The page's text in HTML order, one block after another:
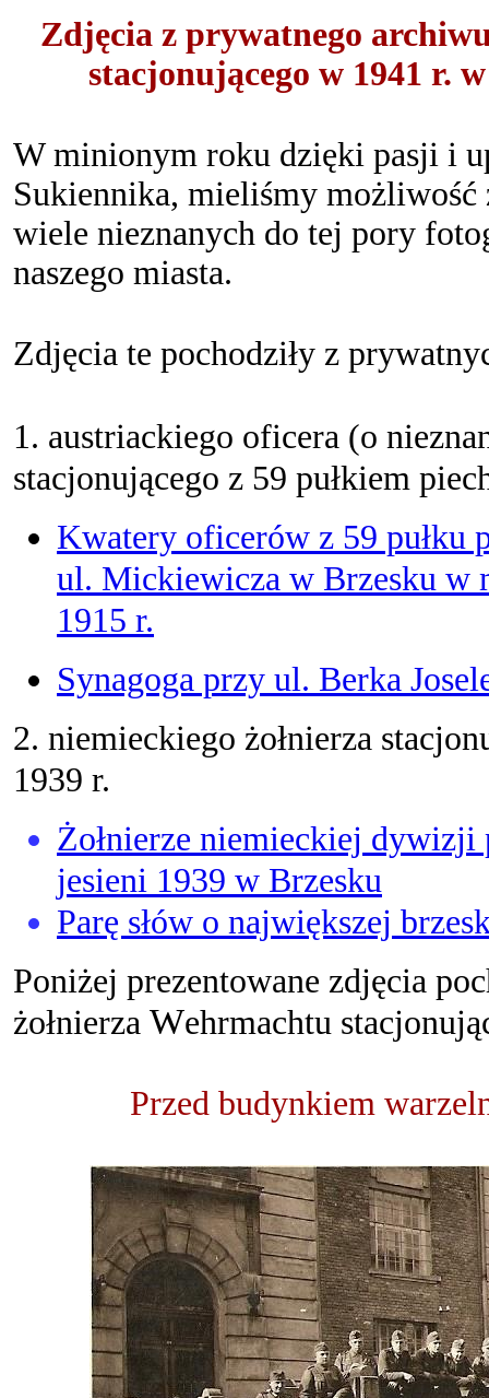
Zdjęcia z prywatnego
stacjonującego w 1941 r.
W minionym roku dzięki pasji i
Sukiennika, mieliśmy możliwość
wiele nieznanych do tej pory
naszego miasta.
Zdjęcia te pochodziły z
1. austriackiego oficera (o
stacjonującego z 59 pułkiem
Kwatery oficerów z 59 pułku
ul. Mickiewicza w Brzesku w
1915 r.
Synagoga przy ul. Berka
2. niemieckiego żołnierza
1939 r.
Żołnierze niemieckiej dywizji
jesieni 1939 w Brzesku
Parę słów o największej
Poniżej prezentowane zdjęcia
żołnierza Wehrmachtu
Przed budynkiem